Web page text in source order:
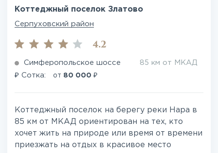
Коттеджный поселок Златово
Серпуховский район
4.2
Симферопольское шоссе 85 км от МКАД
₽ Сотка: от 80 000 ₽
Коттеджный поселок на берегу реки Нара в
85 км от МКАД ориентирован на тех, кто
хочет жить на природе или время от времени
приезжать на отдых в красивое место